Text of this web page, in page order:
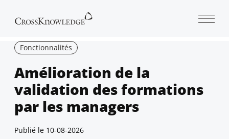
Fonctionnalités
Amélioration de la
validation des formations
par les managers
Publié le 10-08-2026